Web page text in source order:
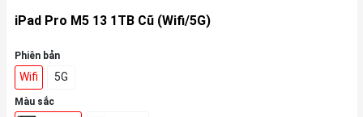
iPad Pro M5 13 1TB Cũ (Wifi/5G)
Phiên bản
Wifi 5G
Màu sắc